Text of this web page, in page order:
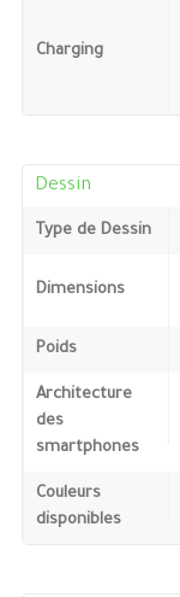
Charging
Dessin
Type de Dessin
Dimensions
Poids
Architecture
des
smartphones
Couleurs
disponibles